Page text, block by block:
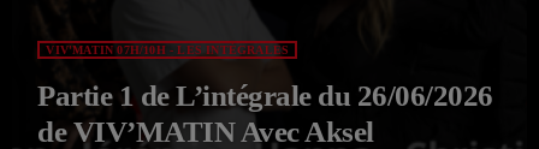
VIV'MATIN 07H/10H - LES INTÉGRALES
Partie 1 de L’intégrale du 26/06/2026
de VIV’MATIN Avec Aksel